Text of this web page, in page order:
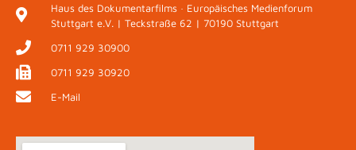
Haus des Dokumentarfilms · Europäisches Medienforum
Stuttgart e.V. | Teckstraße 62 | 70190 Stuttgart
0711 929 30900
0711 929 30920
E-Mail